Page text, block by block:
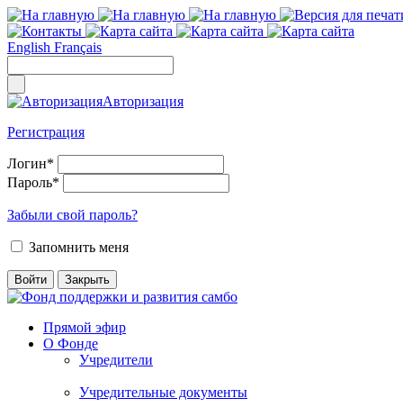
English Français
Авторизация
Регистрация
Логин*
Пароль*
Забыли свой пароль?
Запомнить меня
Прямой эфир
О Фонде
Учредители
Учредительные документы